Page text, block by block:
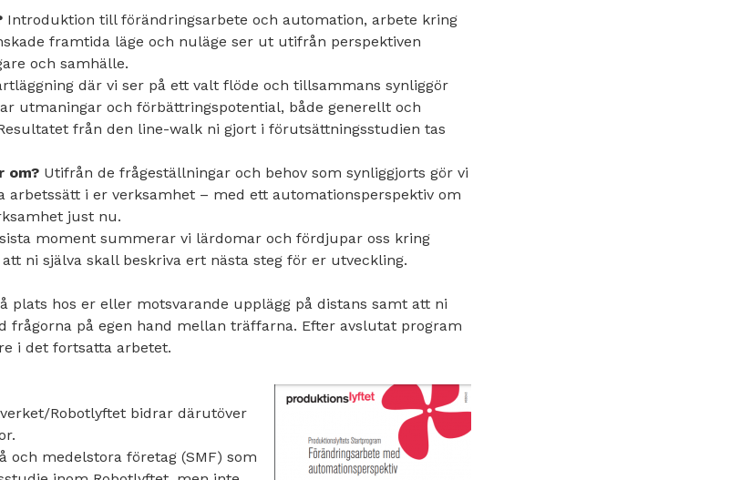
Introduktion till förändringsarbete och automation, arbete kring
framtida läge och nuläge ser ut utifrån perspektiven
och samhälle.
där vi ser på ett valt flöde och tillsammans synliggör
utmaningar och förbättringspotential, både generellt och
från den line-walk ni gjort i förutsättningsstudien tas
om? Utifrån de frågeställningar och behov som synliggjorts gör vi
arbetssätt i er verksamhet – med ett automationsperspektiv om
just nu.
moment summerar vi lärdomar och fördjupar oss kring
ni själva skall beskriva ert nästa steg för er utveckling.
plats hos er eller motsvarande upplägg på distans samt att ni
frågorna på egen hand mellan träffarna. Efter avslutat program
i det fortsatta arbetet.
Robotlyftet bidrar därutöver
och medelstora företag (SMF) som